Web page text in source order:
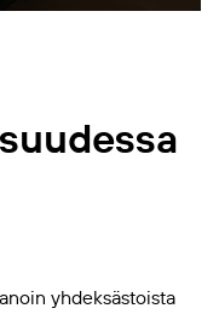
yhdeksästoista